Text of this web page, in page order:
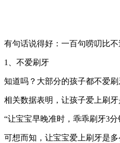
有句话说得好：一百句唠叨比
1、不爱刷牙
知道吗？大部分的孩子都不爱刷
相关数据表明，让孩子爱上刷
“让宝宝早晚准时，乖乖刷牙3分
可想而知，让宝宝爱上刷牙是多